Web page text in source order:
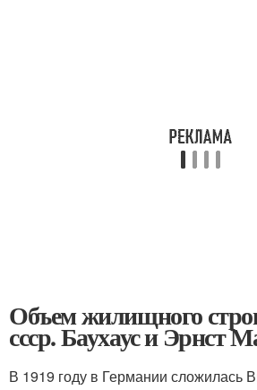
Объем жилищного
ссср. Баухаус и Эрнст
В 1919 году в Германии сложилась